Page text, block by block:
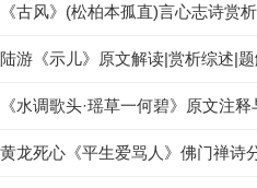
《古风》(松柏本孤直)言心志诗赏析
陆游《示儿》原文解读|赏析综述|
《水调歌头·瑶草一何碧》原文注
黄龙死心《平生爱骂人》佛门禅诗